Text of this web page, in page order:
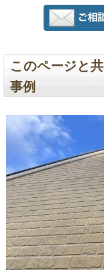
このページと
事例